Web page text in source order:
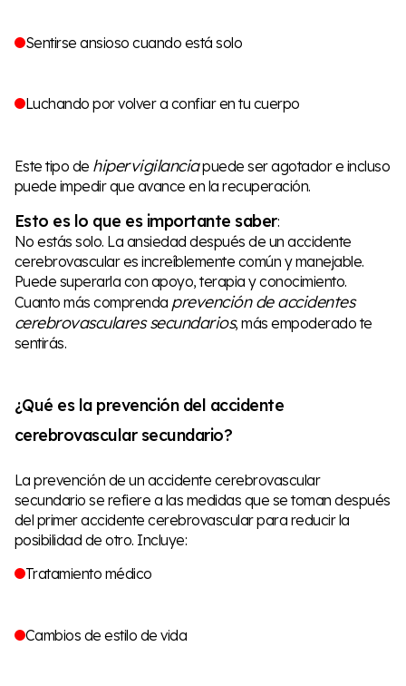
Sentirse ansioso cuando está solo
Luchando por volver a confiar en tu cuerpo
Este tipo de hipervigilanciapuede ser agotador e incluso
puede impedir que avance en la recuperación.
Esto es lo que es importante saber:
No estás solo. La ansiedad después de un accidente
cerebrovascular es increíblemente común y manejable.
Puede superarla con apoyo, terapia y conocimiento.
Cuanto más comprenda prevención de accidentes
cerebrovasculares secundarios, más empoderado te
sentirás.
¿Qué es la prevención del accidente
cerebrovascular secundario?
La prevención de un accidente cerebrovascular
secundario se refiere a las medidas que se toman después
del primer accidente cerebrovascular para reducir la
posibilidad de otro. Incluye:
Tratamiento médico
Cambios de estilo de vida